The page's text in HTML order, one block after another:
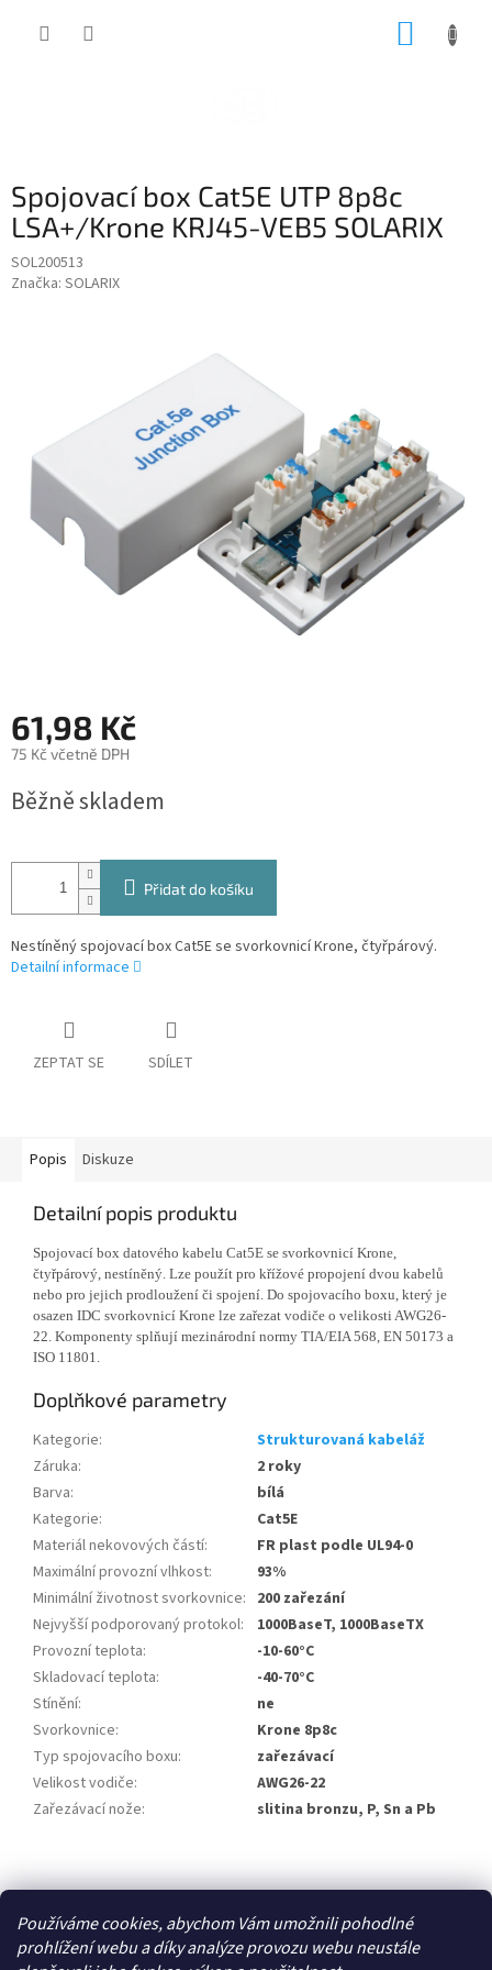
Používáme cookies, abychom Vám umožnili pohodlné
prohlížení webu a díky analýze provozu webu neustále
Spojovací box Cat5E UTP 8p8c
LSA+/Krone KRJ45-VEB5 SOLARIX
SOL200513
Značka: SOLARIX
61,98 Kč
75 Kč včetně DPH
cena:
Běžně skladem
Přidat do košíku
Nestíněný spojovací box Cat5E se svorkovnicí Krone, čtyřpárový.
Detailní informace
ZEPTAT SE SDÍLET
Popis Diskuze
Detailní popis produktu
Spojovací box datového kabelu Cat5E se svorkovnicí Krone,
čtyřpárový, nestíněný. Lze použít pro křížové propojení dvou kabelů
nebo pro jejich prodloužení či spojení. Do spojovacího boxu, který je
osazen IDC svorkovnicí Krone lze zařezat vodiče o velikosti AWG26-
22. Komponenty splňují mezinárodní normy TIA/EIA 568, EN 50173 a
ISO 11801.
Doplňkové parametry
Kategorie:
Strukturovaná kabeláž
Záruka:
2 roky
Barva:
bílá
Kategorie:
Cat5E
Materiál nekovových částí:
FR plast podle UL94-0
Maximální provozní vlhkost:
93%
Minimální životnost svorkovnice: 200 zařezání
Nejvyšší podporovaný protokol:
1000BaseT, 1000BaseTX
Provozní teplota:
-10-60°C
Skladovací teplota:
-40-70°C
Stínění:
ne
Svorkovnice:
Krone 8p8c
Typ spojovacího boxu:
zařezávací
Velikost vodiče:
AWG26-22
Zařezávací nože: slitina bronzu, P, Sn a Pb
á